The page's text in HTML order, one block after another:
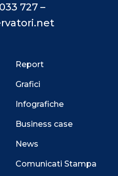
727 –
Report
Grafici
Infografiche
Business case
News
Comunicati Stampa